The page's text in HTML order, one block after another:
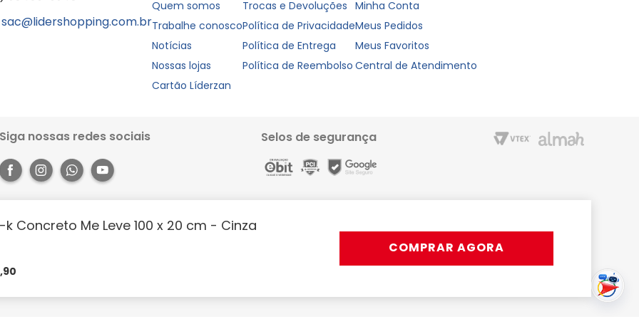
Concreto Me Leve 100 x 20 cm - Cinza
,90
COMPRAR AGORA
sac@lidershopping.com.br
Quem somos
Trabalhe conosco
Notícias
Nossas lojas
Cartão Líderzan
Trocas e Devoluções
Política de Privacidade
Política de Entrega
Política de Reembolso
Minha Conta
Meus Pedidos
Meus Favoritos
Central de Atendimento
Siga nossas redes sociais Selos de segurança
dos Pariquis, 1056 - Jurunas, Belém - PA, 66033-590. Site 100% seguro, com entrega rápida e condições especiais para o Cartão Liderzan.
e muito mais. Aproveite a agilidade, praticidade e comodidade que o Líder Shopping proporciona. Acesse o site ou o App
notificação. Todas as imagens neste site são de efeito meramente ilustrativos, podendo ocorrer variações.